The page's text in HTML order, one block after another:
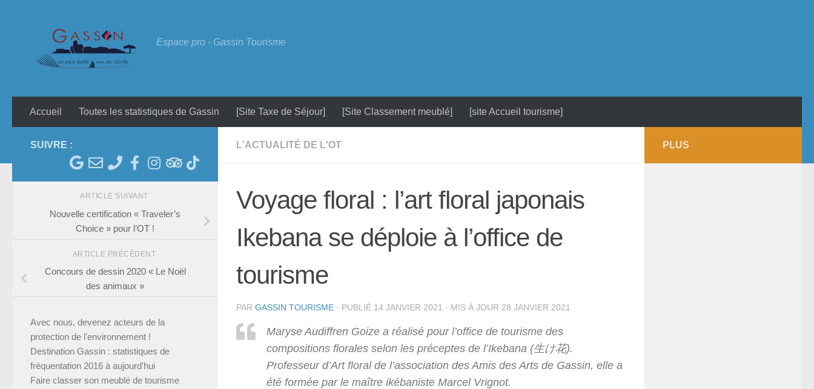
Espace pro - Gassin Tourisme
Accueil Toutes les statistiques de Gassin [Site Taxe de Séjour] [Site Classement meublé] [site Accueil tourisme]
L'ACTUALITÉ DE L'OT
Voyage floral : l’art floral japonais
Ikebana se déploie à l’office de
tourisme
PAR GASSIN TOURISME · PUBLIÉ 14 JANVIER 2021 · MIS À JOUR 28 JANVIER 2021
Maryse Audiffren Goize a réalisé pour l’office de tourisme des
compositions florales selon les préceptes de l’Ikebana (生け花).
Professeur d’Art floral de l’association des Amis des Arts de Gassin, elle a
été formée par le maître ikébaniste Marcel Vrignot.
SUIVRE :
ARTICLE SUIVANT
Nouvelle certification « Traveler’s
Choice » pour l’OT !
ARTICLE PRÉCÉDENT
Concours de dessin 2020 « Le Noël
des animaux »
Avec nous, devenez acteurs de la
protection de l'environnement !
Destination Gassin : statistiques de
fréquentation 2016 à aujourd'hui
Faire classer son meublé de tourisme
PLUS